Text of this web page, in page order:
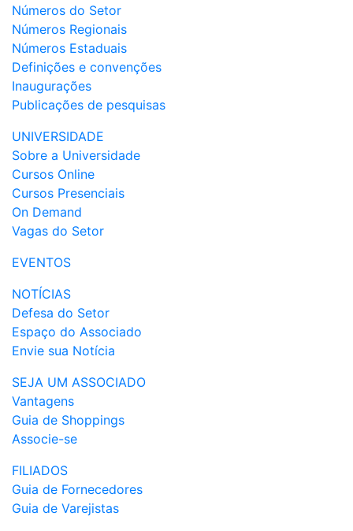
Números do Setor
Números Regionais
Números Estaduais
Definições e convenções
Inaugurações
Publicações de pesquisas
UNIVERSIDADE
Sobre a Universidade
Cursos Online
Cursos Presenciais
On Demand
Vagas do Setor
EVENTOS
NOTÍCIAS
Defesa do Setor
Espaço do Associado
Envie sua Notícia
SEJA UM ASSOCIADO
Vantagens
Guia de Shoppings
Associe-se
FILIADOS
Guia de Fornecedores
Guia de Varejistas